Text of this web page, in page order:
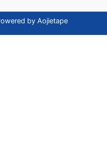
by Aojietape